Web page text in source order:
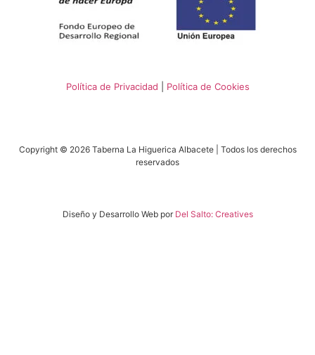
Política de Privacidad Política de Cookies
Copyright © 2026 Taberna La Higuerica Albacete | Todos los derechos
reservados
Diseño y Desarrollo Web por Del Salto: Creatives